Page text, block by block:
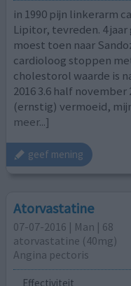
in 1990 pijn linkerarm
Lipitor, tevreden. 4
moest toen naar
cardioloog stoppen
cholestorol waarde is
2016 3.6 half
(ernstig) vermoeid,
meer...]
geef mening
Atorvastatine
07-07-2016 | Man | 68
atorvastatine (40mg)
Angina pectoris
Effectiviteit